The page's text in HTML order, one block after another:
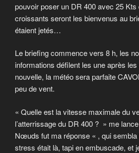
pouvoir poser un DR 400 avec 25 Kts
croissants seront les bienvenus au
étaient jetés…
Le briefing commence vers 8 h, les
informations défilent les une après
nouvelle, la météo sera parfaite
peu de vent.
« Quelle est la vitesse maximale du
l’atterrissage du DR 400 ? » me
Nœuds fut ma réponse « , qui
stress était là, tapi en embuscade, et